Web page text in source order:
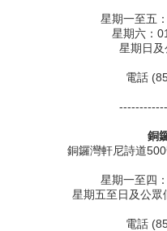
星期一至五
星期六：
星期日及
電話
銅
銅鑼灣軒尼詩道
星期一至四
星期五至日及公
電話